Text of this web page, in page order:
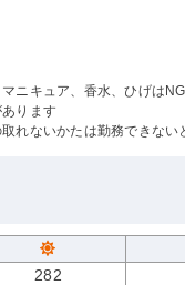
ニキュア、香水、ひげはNG
ります
れないかたは勤務できない
282